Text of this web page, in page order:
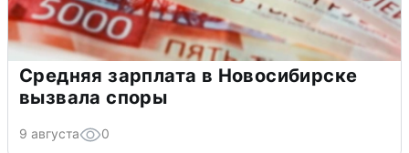
Средняя зарплата в Новосибирске
вызвала споры
9 августа 0